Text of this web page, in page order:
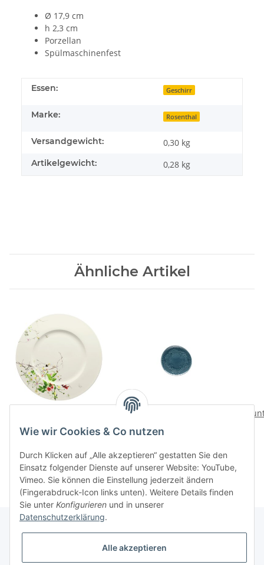
Ø 17,9 cm
h 2,3 cm
Porzellan
Spülmaschinenfest
Essen: Geschirr
Marke: Rosenthal
Versandgewicht: 0,30 kg
Artikelgewicht: 0,28 kg
Ähnliche Artikel
Platzteller 33 Fahne
105,00 CHF*
Junto Ocean Blue Teller
18,00 CHF
Wie wir Cookies & Co nutzen
Durch Klicken auf „Alle akzeptieren“ gestatten Sie den
Einsatz folgender Dienste auf unserer Website: YouTube,
Vimeo. Sie können die Einstellung jederzeit ändern
(Fingerabdruck-Icon links unten). Weitere Details finden
Sie unter Konfigurieren und in unserer
Datenschutzerklärung.
Alle akzeptieren